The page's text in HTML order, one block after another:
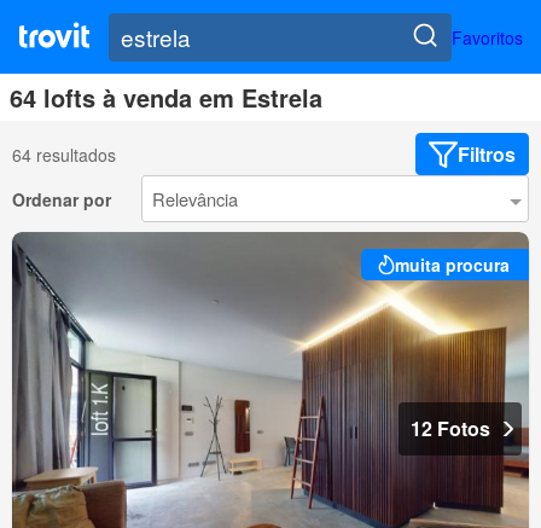
Favoritos
64 lofts à venda em Estrela
64 resultados Filtros
Ordenar por
muita procura
12 Fotos